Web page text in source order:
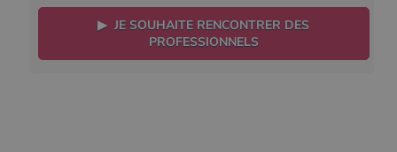
▶ JE SOUHAITE RENCONTRER DES
PROFESSIONNELS